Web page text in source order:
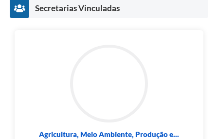
Secretarias Vinculadas
Agricultura, Meio Ambiente, Produção e...